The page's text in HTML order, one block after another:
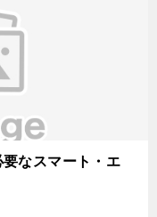
なスマート・エ